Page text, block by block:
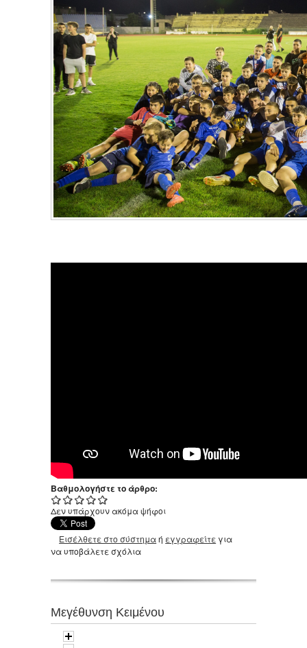
Βαθμολογήστε το άρθρο:
Δεν υπάρχουν ακόμα ψήφοι
Εισέλθετε στο σύστημαή εγγραφείτε για
να υποβάλετε σχόλια
Μεγέθυνση Κειμένου